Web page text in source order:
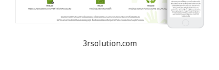
3rsolution.com